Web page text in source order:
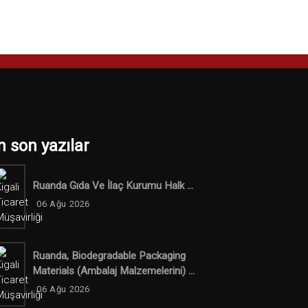
son yazılar
Ruanda Gıda Ve İlaç Kurumu Halk ...
06 Ağu 2026
Ruanda, Biodegradable Packaging
Materials (ambalaj Malzemelerini) ...
06 Ağu 2026